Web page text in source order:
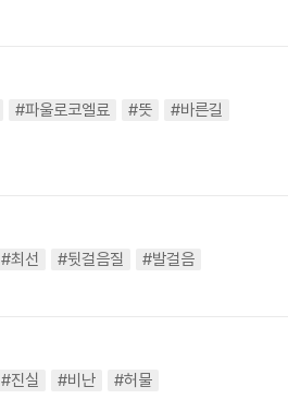
#파울로코엘료 #뜻
#바른길
#최선 #뒷걸음질 #발걸음
#진실 #비난 #허물